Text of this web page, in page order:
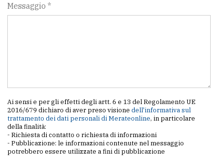
Messaggio *
Ai sensi e per gli effetti degli artt. 6 e 13 del Regolamento UE
2016/679 dichiaro di aver preso visione dell'informativa sul
trattamento dei dati personali di Merateonline, in particolare
della finalità:
- Richiesta di contatto o richiesta di informazioni
- Pubblicazione: le informazioni contenute nel messaggio
potrebbero essere utilizzate a fini di pubblicazione